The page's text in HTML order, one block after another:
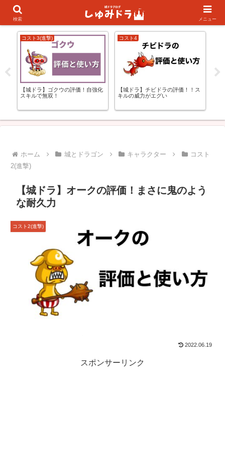
初心者の方向け
コスト3(進撃)
【城ドラ】ゴクウの評価！自強化
スキルで無双！
コスト4
【城ドラ】チビドラの評価！！ス
キルの威力がエグい
ホーム 城とドラゴン キャラクター
コスト
2(進撃)
【城ドラ】オークの評価！まさに鬼のよう
な耐久力
コスト2(進撃)
2022.06.19
スポンサーリンク
検索 メニュー